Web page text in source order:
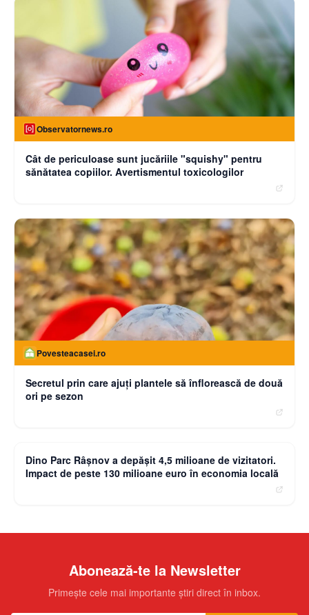
Observatornews.ro
Cât de periculoase sunt jucăriile "squishy" pentru
sănătatea copiilor. Avertismentul toxicologilor
Povesteacasei.ro
Secretul prin care ajuți plantele să înflorească de două
ori pe sezon
Dino Parc Râșnov a depășit 4,5 milioane de vizitatori.
Impact de peste 130 milioane euro în economia locală
Abonează-te la Newsletter
Primește cele mai importante știri direct în inbox.